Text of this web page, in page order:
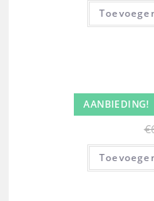
AANBIEDING!
€